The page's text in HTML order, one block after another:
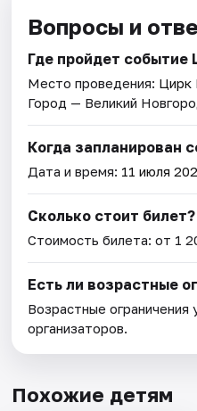
Вопросы и
Где пройдет
Место проведения: Цирк
Город — Великий
Когда запланирован
Дата и время: 11 июля
Сколько стоит билет?
Стоимость билета: от 1
Есть ли возрастные
Возрастные ограничения
организаторов.
Похожие детям